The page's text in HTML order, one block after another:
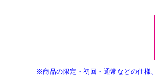
※商品の限定・初回・通常などの仕様